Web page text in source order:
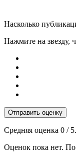
Насколько
Нажмите на звезду,
Отправить оценку
Средняя оценка 0 /
Оценок пока нет.